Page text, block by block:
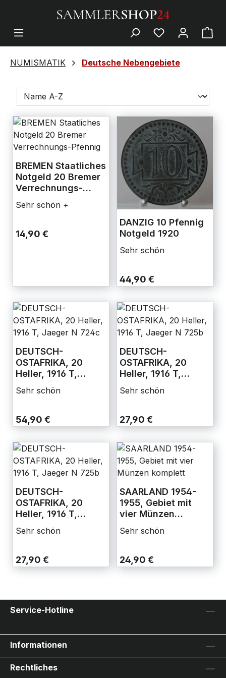
NUMISMATIK Deutsche Nebengebiete
BREMEN Staatliches
Notgeld 20 Bremer
Verrechnungs-
Sehr schön +
14,90 €
DANZIG 10 Pfennig
Notgeld 1920
Sehr schön
44,90 €
DEUTSCH-
OSTAFRIKA, 20
Heller, 1916 T,
Sehr schön
54,90 €
DEUTSCH-
OSTAFRIKA, 20
Heller, 1916 T,
Sehr schön
27,90 €
DEUTSCH-
OSTAFRIKA, 20
Heller, 1916 T,
Sehr schön
27,90 €
SAARLAND 1954-
1955, Gebiet mit
vier Münzen
Sehr schön
24,90 €
Service-Hotline
Informationen
Rechtliches